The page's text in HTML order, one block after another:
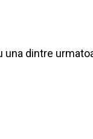
una dintre